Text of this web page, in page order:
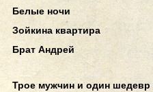
Белые ночи
Зойкина квартира
Брат Андрей
Трое мужчин и один шедевр